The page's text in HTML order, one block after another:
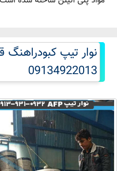
نوار تیپ
09134922013